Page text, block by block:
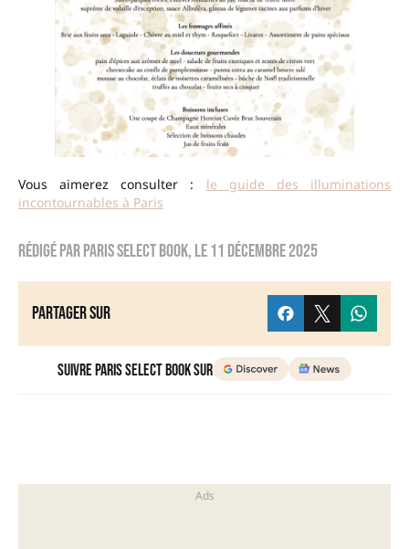
Vous aimerez consulter : le guide des illuminations
incontournables à Paris
Rédigé parParis Select Book, le11 décembre 2025
Partager sur
Suivre Paris Select Book sur